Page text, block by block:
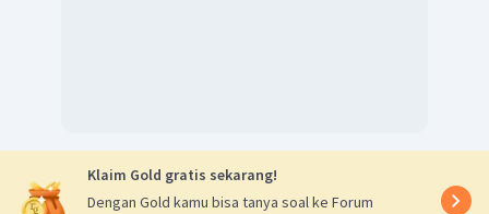
Klaim Gold gratis sekarang!
Dengan Gold kamu bisa tanya soal ke Forum